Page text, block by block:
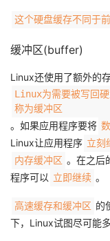
这个硬盘缓存不同于
缓冲区(buffer)
Linux还使用了额外的
Linux为需要被写回
称为缓冲区
。如果应用程序要将
Linux让应用程序 立刻
内存缓冲区 。在之后
程序可以 立即继续 。
高速缓存和缓冲区 的
下，Linux试图尽可能